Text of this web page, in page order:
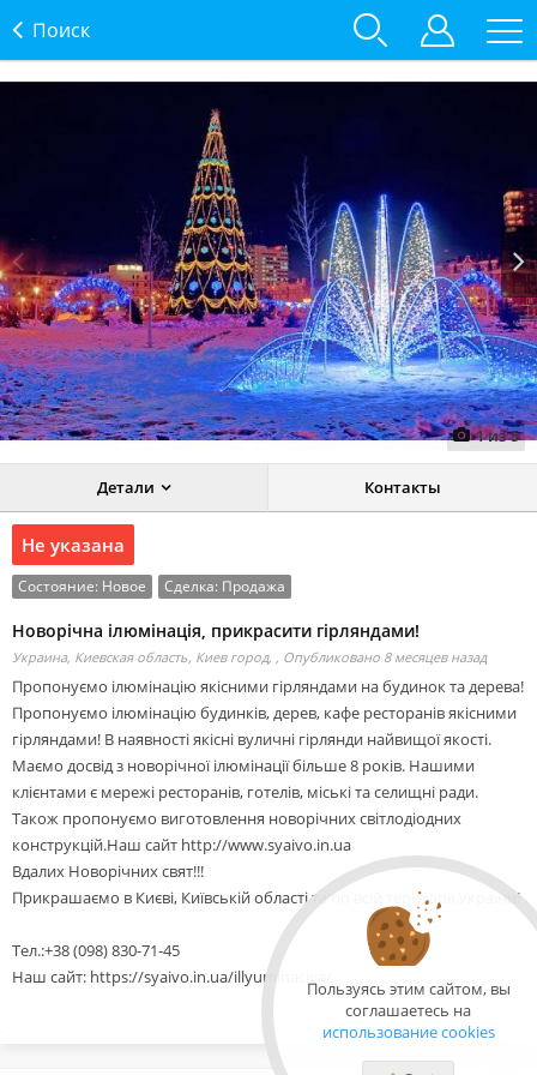
Пользуясь этим сайтом, вы
соглашаетесь на
использование cookies
Поиск
Prev Next
1из5
Детали Контакты
Не указана
Состояние: Новое Сделка: Продажа
Новорічна ілюмінація, прикрасити гірляндами!
Украина, Киевская область, Киев город, , Опубликовано 8 месяцев назад
Пропонуємо ілюмінацію якісними гірляндами на будинок та дерева!
Пропонуємо ілюмінацію будинків, дерев, кафе ресторанів якісними
гірляндами! В наявності якісні вуличні гірлянди найвищої якості.
Маємо досвід з новорічної ілюмінації більше 8 років. Нашими
клієнтами є мережі ресторанів, готелів, міські та селищні ради.
Також пропонуємо виготовлення новорічних світлодіодних
конструкцій.Наш сайт http://www.syaivo.in.ua
Вдалих Новорічних свят!!!
Прикрашаємо в Києві, Київській області та по всій території України!
Тел.:+38 (098) 830-71-45
Наш сайт: https://syaivo.in.ua/illyuminaciya/